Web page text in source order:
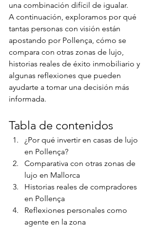
una combinación difícil de igualar.
A continuación, exploramos por qué
tantas personas con visión están
apostando por Pollença, cómo se
compara con otras zonas de lujo,
historias reales de éxito inmobiliario y
algunas reflexiones que pueden
ayudarte a tomar una decisión más
informada.
Tabla de contenidos
¿Por qué invertir en casas de lujo
en Pollença?
Comparativa con otras zonas de
lujo en Mallorca
Historias reales de compradores
en Pollença
Reflexiones personales como
agente en la zona